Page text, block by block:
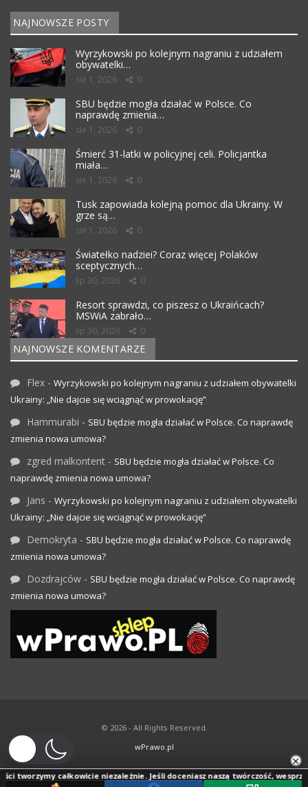
NAJNOWSZE POSTY
Wyrzykowski po kolejnym nagraniu z udziałem
obywatelki…
sie 1, 2026 0
SBU będzie mogła działać w Polsce. Co
naprawdę zmienia…
sie 1, 2026 0
Śmierć 31-latki w policyjnej celi. Policjantka
miała…
sie 1, 2026 0
Tusk zapowiada kolejną pomoc dla Ukrainy. W
grze są…
sie 1, 2026 0
Światełko nadziei? Coraz więcej Polaków
sceptycznych…
lip 30, 2026 0
Resort sprawdzi, co piszesz o Ukraińcach?
MSWiA zabrało…
lip 30, 2026 0
NAJNOWSZE KOMENTARZE
Flex - Wyrzykowski po kolejnym nagraniu z udziałem obywatelki
Ukrainy: „Nie dajcie się wciągnąć w prowokację”
Hammurabi - SBU będzie mogła działać w Polsce. Co naprawdę
zmienia nowa umowa?
zgred malkontent - SBU będzie mogła działać w Polsce. Co
naprawdę zmienia nowa umowa?
Jans - Wyrzykowski po kolejnym nagraniu z udziałem obywatelki
Ukrainy: „Nie dajcie się wciągnąć w prowokację”
Demokryta - SBU będzie mogła działać w Polsce. Co naprawdę
zmienia nowa umowa?
Dozdrajców - SBU będzie mogła działać w Polsce. Co naprawdę
zmienia nowa umowa?
© 2026 - All Rights Reserved.
wPrawo.pl
×
tworzymy całkowicie niezależnie. Jeśli doceniasz naszą twórczość, wesprzyj